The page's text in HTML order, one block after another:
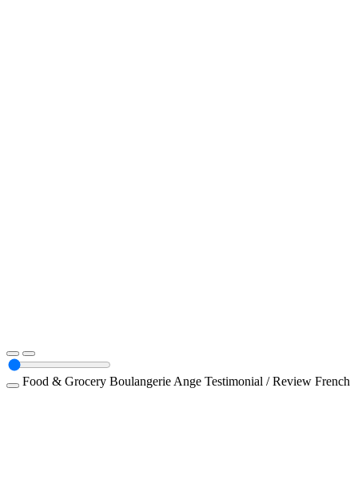
Food & Grocery Boulangerie Ange Testimonial / Review French